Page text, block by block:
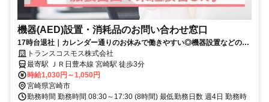
機器(AED)設置・消耗品のお問い合わせ窓口
17時台退社｜カレンダー通りのお休みで働きやすい◎機器設置などの問
合せ窓口＠宮崎駅前
トランスコスモス株式会社
最寄駅 ＪＲ日豊本線 宮崎駅 徒歩3分
時給1,030円～1,050円
宮崎県宮崎市
勤務時間 勤務時間 08:30～17:30 (8時間) 最低勤務日数 週4日 勤務時